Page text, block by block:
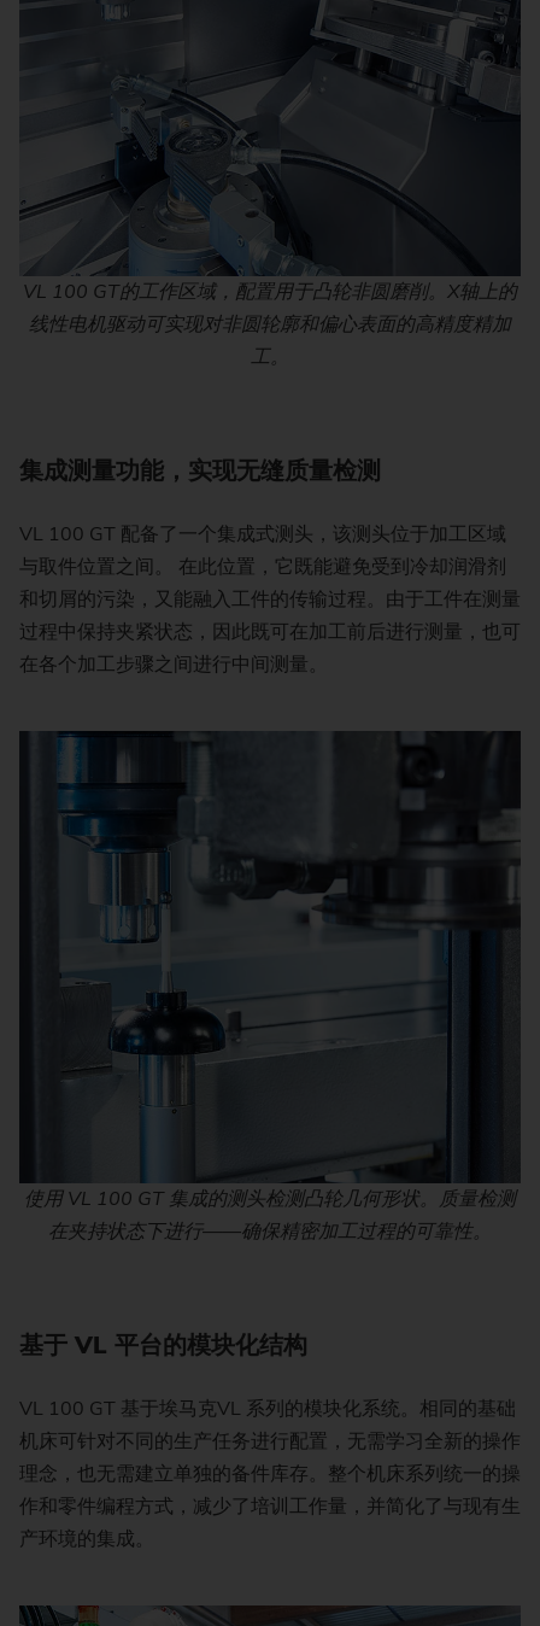
VL 100 GT的工作区域，配置用于凸轮非圆磨削。X轴上的
线性电机驱动可实现对非圆轮廓和偏心表面的高精度精加
工。
使用 VL 100 GT 集成的测头检测凸轮几何形状。质量检测
在夹持状态下进行——确保精密加工过程的可靠性。
集成测量功能，实现无缝质量检测
VL 100 GT 配备了一个集成式测头，该测头位于加工区域
与取件位置之间。 在此位置，它既能避免受到冷却润滑剂
和切屑的污染，又能融入工件的传输过程。由于工件在测量
过程中保持夹紧状态，因此既可在加工前后进行测量，也可
在各个加工步骤之间进行中间测量。
基于 VL 平台的模块化结构
VL 100 GT 基于埃马克VL 系列的模块化系统。相同的基础
机床可针对不同的生产任务进行配置，无需学习全新的操作
理念，也无需建立单独的备件库存。整个机床系列统一的操
作和零件编程方式，减少了培训工作量，并简化了与现有生
产环境的集成。